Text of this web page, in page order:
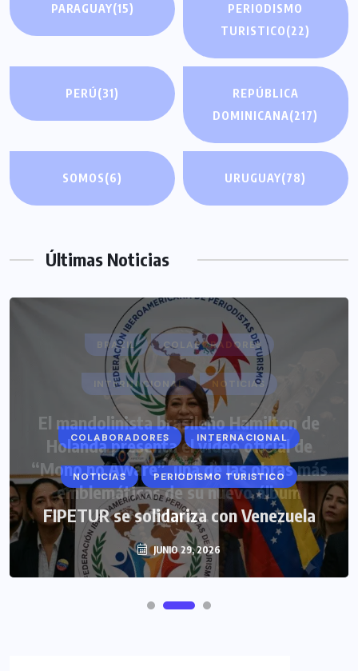
PARAGUAY(15)
PERIODISMO
TURISTICO(22)
PERÚ(31)
REPÚBLICA
DOMINICANA(217)
SOMOS(6) URUGUAY(78)
Últimas Noticias
COLABORADORES INTERNACIONAL
NOTICIAS PERIODISMO TURISTICO
FIPETUR se solidariza con Venezuela
JUNIO 29, 2026